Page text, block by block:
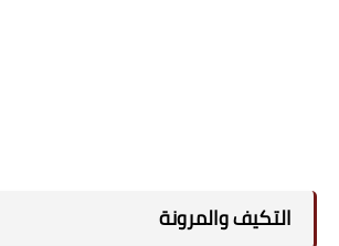
التكيف والمرونة